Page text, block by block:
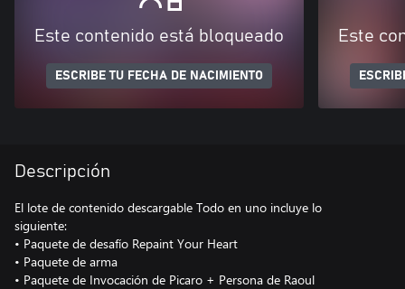
Este contenido está bloqueado
ESCRIBE TU FECHA DE NACIMIENTO
Este
Descripción
El lote de contenido descargable Todo en uno incluye lo
siguiente:
• Paquete de desafío Repaint Your Heart
• Paquete de arma
• Paquete de Invocación de Picaro + Persona de Raoul